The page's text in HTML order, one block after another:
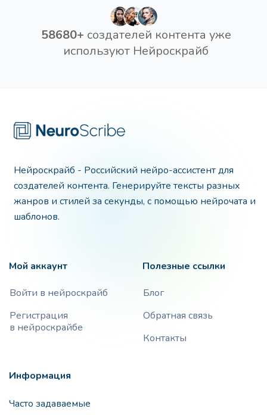
58680+ создателей контента уже
используют Нейроскрайб
Нейроскрайб - Российский нейро-ассистент для
создателей контента. Генерируйте тексты разных
жанров и стилей за секунды, с помощью нейрочата и
шаблонов.
Мой аккаунт
Войти в нейроскрайб
Регистрация
в нейроскрайбе
Полезные ссылки
Блог
Обратная связь
Контакты
Информация
Часто задаваемые